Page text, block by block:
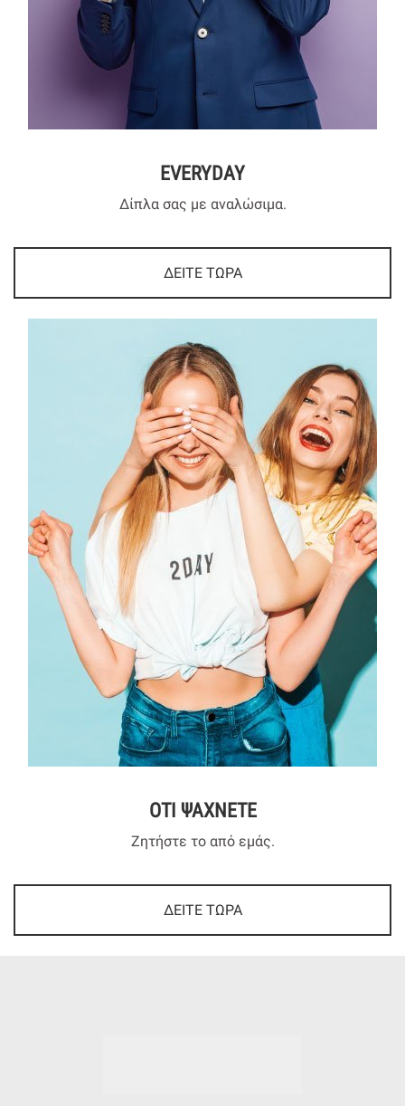
EVERYDAY
Δίπλα σας με αναλώσιμα.
ΔΕΙΤΕ ΤΩΡΑ
ΟΤΙ ΨΑΧΝΕΤΕ
Ζητήστε το από εμάς.
ΔΕΙΤΕ ΤΩΡΑ